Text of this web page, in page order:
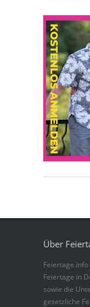
Über
Feiertage in
sowie die
gesetzliche